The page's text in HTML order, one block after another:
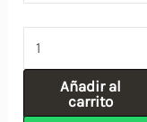
Bisagra
Capsula
HierroAñadir al
carrito